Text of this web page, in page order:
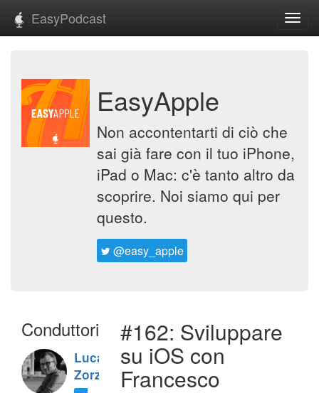
EasyPodcast
EasyApple
Non accontentarti di ciò che
sai già fare con il tuo iPhone,
iPad o Mac: c'è tanto altro da
scoprire. Noi siamo qui per
questo.
@easy_apple
Conduttori
Luca
Zorzi
#162: Sviluppare
su iOS con
Francesco